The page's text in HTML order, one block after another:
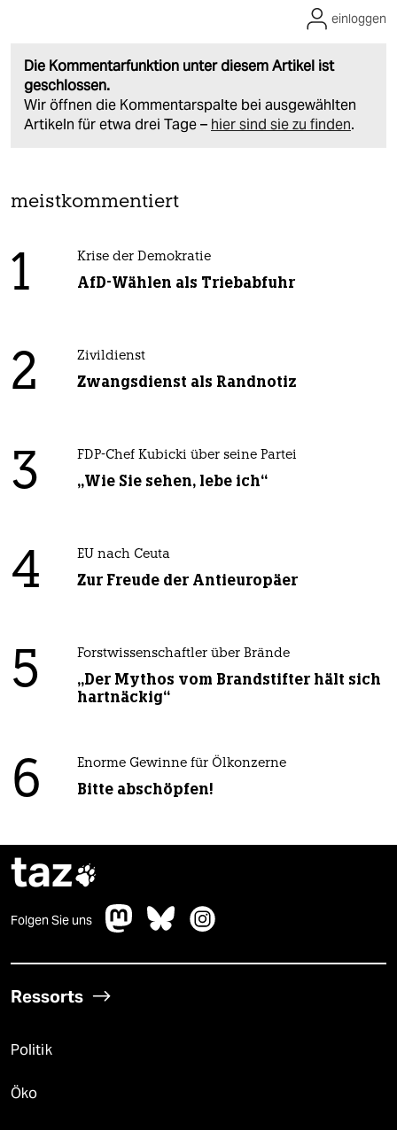
Die Kommentarfunktion unter diesem Artikel ist
geschlossen.
Wir öffnen die Kommentarspalte bei ausgewählten
Artikeln für etwa drei Tage – hier sind sie zu finden.
einloggen
meistkommentiert
1 Krise der Demokratie
AfD-Wählen als Triebabfuhr
2 Zivildienst
Zwangsdienst als Randnotiz
3 FDP-Chef Kubicki über seine Partei
„Wie Sie sehen, lebe ich“
4 EU nach Ceuta
Zur Freude der Antieuropäer
5 Forstwissenschaftler über Brände
„Der Mythos vom Brandstifter hält sich
hartnäckig“
6 Enorme Gewinne für Ölkonzerne
Bitte abschöpfen!
taz
Folgen Sie uns
Ressorts
Politik
Öko